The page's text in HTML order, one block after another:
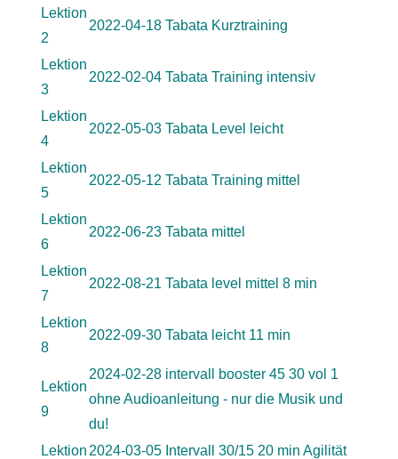
Lektion
2
2022-04-18 Tabata Kurztraining
Lektion
3
2022-02-04 Tabata Training intensiv
Lektion
4
2022-05-03 Tabata Level leicht
Lektion
5
2022-05-12 Tabata Training mittel
Lektion
6
2022-06-23 Tabata mittel
Lektion
7
2022-08-21 Tabata level mittel 8 min
Lektion
8
2022-09-30 Tabata leicht 11 min
Lektion
9
2024-02-28 intervall booster 45 30 vol 1
ohne Audioanleitung - nur die Musik und
du!
Lektion 2024-03-05 Intervall 30/15 20 min Agilität